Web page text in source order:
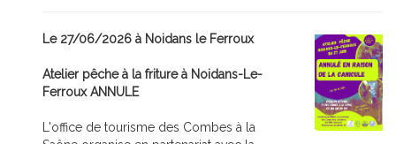
Le 27/06/2026 à Noidans le Ferroux
Atelier pêche à la friture à Noidans-Le-
Ferroux ANNULE
L'office de tourisme des Combes à la